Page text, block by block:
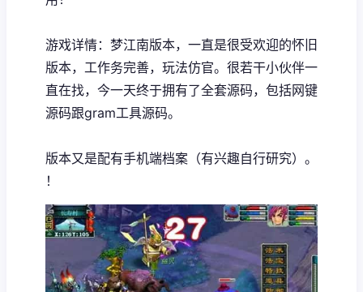
游戏详情：梦江南版本，一直是很受欢迎的怀旧
版本，工作务完善，玩法仿官。很若干小伙伴一
直在找，今一天终于拥有了全套源码，包括网键
源码跟gram工具源码。
版本又是配有手机端档案（有兴趣自行研究）。
！